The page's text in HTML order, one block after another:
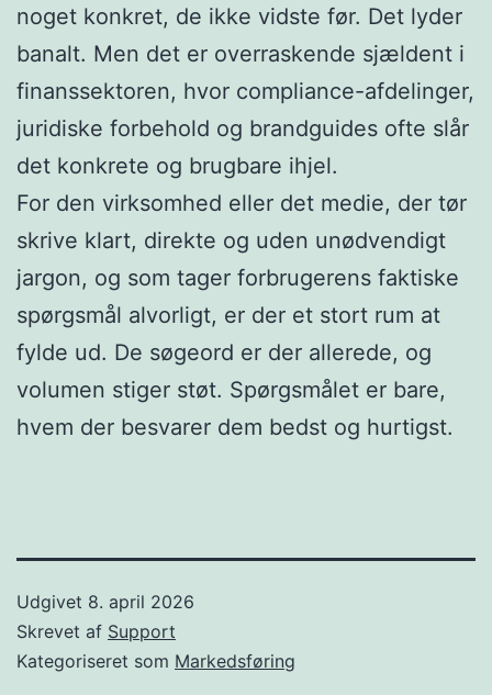
noget konkret, de ikke vidste før. Det lyder
banalt. Men det er overraskende sjældent i
finanssektoren, hvor compliance-afdelinger,
juridiske forbehold og brandguides ofte slår
det konkrete og brugbare ihjel.
For den virksomhed eller det medie, der tør
skrive klart, direkte og uden unødvendigt
jargon, og som tager forbrugerens faktiske
spørgsmål alvorligt, er der et stort rum at
fylde ud. De søgeord er der allerede, og
volumen stiger støt. Spørgsmålet er bare,
hvem der besvarer dem bedst og hurtigst.
Udgivet 8. april 2026
Skrevet af Support
Kategoriseret som Markedsføring